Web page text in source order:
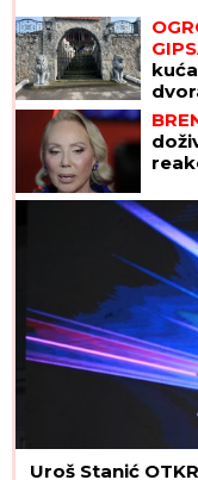
Uroš Stanić